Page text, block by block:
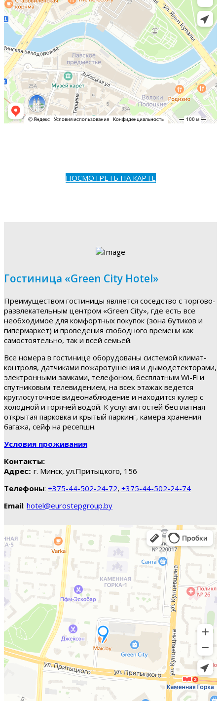
ПОСМОТРЕТЬ НА КАРТЕ
Гостиница «Green City Hotel»
Преимуществом гостиницы является соседство с торгово-
развлекательным центром «Green City», где есть все
необходимое для комфортных покупок (зона бутиков и
гипермаркет) и проведения свободного времени как
самостоятельно, так и всей семьей.
Все номера в гостинице оборудованы системой климат-
контроля, датчиками пожаротушения и дымодетекторами,
электронными замками, телефоном, бесплатным Wi-Fi и
спутниковым телевидением, на всех этажах ведется
круглосуточное видеонаблюдение и находится кулер с
холодной и горячей водой. К услугам гостей бесплатная
открытая парковка и крытый паркинг, камера хранения
багажа, сейф на ресепшн.
Условия проживания
Контакты:
Адрес:: г. Минск, ул.Притыцкого, 156
Телефоны: +375-44-502-24-72, +375-44-502-24-74
Email: hotel@eurostepgroup.by